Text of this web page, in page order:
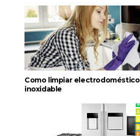
Como limpiar
inoxidable